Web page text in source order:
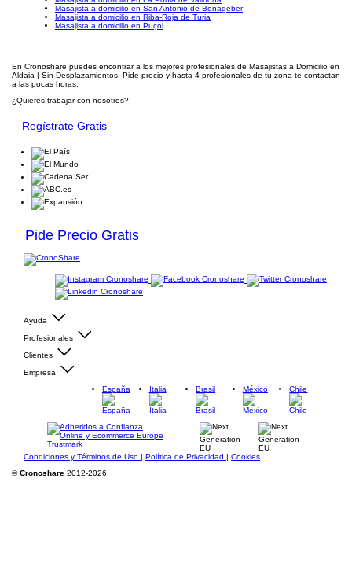
Masajista a domicilio en San Antonio de Benagéber
Masajista a domicilio en Riba-Roja de Turia
Masajista a domicilio en Puçol
En Cronoshare puedes encontrar a los mejores profesionales de Masajistas a Domicilio en
Aldaia | Sin Desplazamientos. Pide precio y hasta 4 profesionales de tu zona te contactan
a las pocas horas.
¿Quieres trabajar con nosotros?
Regístrate Gratis
Pide Precio Gratis
Ayuda
Profesionales
Clientes
Empresa
España
Italia Brasil México Chile
Condiciones y Términos de Uso | Política de Privacidad | Cookies
©Cronoshare 2012-2026